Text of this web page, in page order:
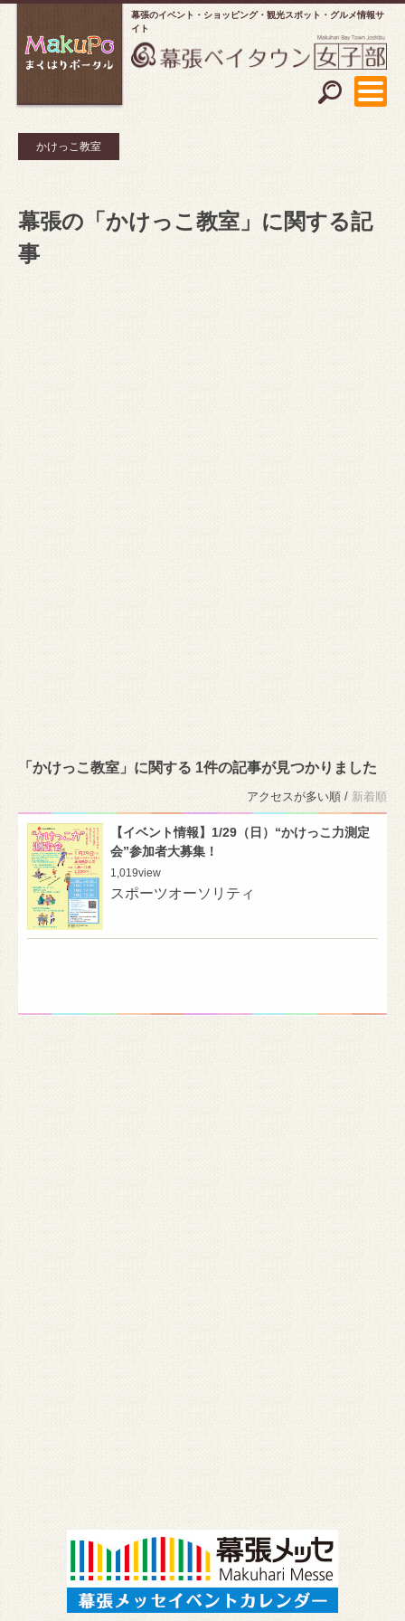
幕張のイベント・ショッピング
観光スポット・グルメ情報サ
イト
かけっこ教室
幕張の「かけっこ教室」に関する記
事
「かけっこ教室」に関する 1件の記事が見つかりました
アクセスが多い順 / 新着順
【イベント情報】1/29（日）“かけっこ力測定
会”参加者大募集！
1,019view
スポーツオーソリティ